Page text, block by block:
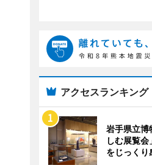
アクセスランキング
岩手県立博
しむ展覧
をじっくり